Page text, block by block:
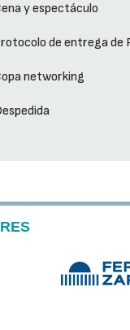
y espectáculo
de entrega de
networking